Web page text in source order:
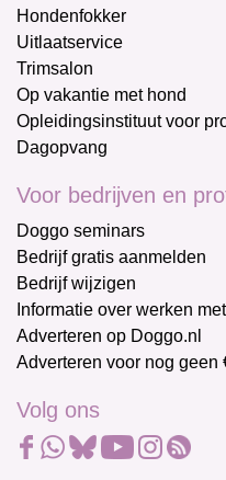
Hondenfokker
Uitlaatservice
Trimsalon
Op vakantie met hond
Opleidingsinstituut voor
Dagopvang
Voor bedrijven en
Doggo seminars
Bedrijf gratis aanmelden
Bedrijf wijzigen
Informatie over werken
Adverteren op Doggo.nl
Adverteren voor nog geen
Volg ons